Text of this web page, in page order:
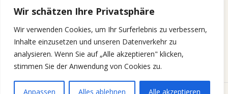
Wir schätzen Ihre Privatsphäre
Wir verwenden Cookies, um Ihr Surferlebnis zu verbessern,
Inhalte einzusetzen und unseren Datenverkehr zu
analysieren. Wenn Sie auf „Alle akzeptieren" klicken,
stimmen Sie der Anwendung von Cookies zu.
Anpassen Alles ablehnen Alle akzeptieren
Ballettunterricht findet bei uns ganz klassisch mit
Klavierbegleitung statt.